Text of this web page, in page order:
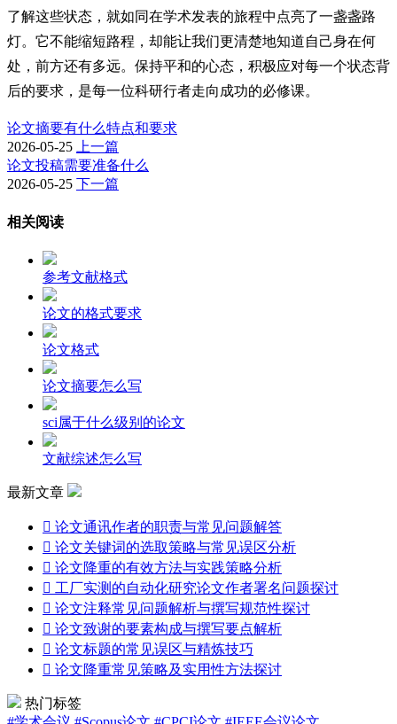
了解这些状态，就如同在学术发表的旅程中点亮了一盏盏路
灯。它不能缩短路程，却能让我们更清楚地知道自己身在何
处，前方还有多远。保持平和的心态，积极应对每一个状态背
后的要求，是每一位科研行者走向成功的必修课。
论文摘要有什么特点和要求
2026-05-25 上一篇
论文投稿需要准备什么
2026-05-25 下一篇
相关阅读
参考文献格式
论文的格式要求
论文格式
论文摘要怎么写
sci属于什么级别的论文
文献综述怎么写
最新文章
 论文通讯作者的职责与常见问题解答
 论文关键词的选取策略与常见误区分析
 论文降重的有效方法与实践策略分析
 工厂实测的自动化研究论文作者署名问题探讨
 论文注释常见问题解析与撰写规范性探讨
 论文致谢的要素构成与撰写要点解析
 论文标题的常见误区与精炼技巧
 论文降重常见策略及实用性方法探讨
热门标签